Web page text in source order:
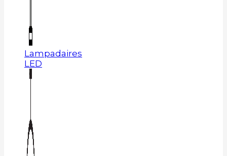
Lampadaires
LED